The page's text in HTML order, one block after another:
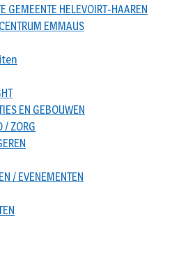
GEMEENTE HELEVOIRT-HAAREN
EMMAUS
EN GEBOUWEN
/ ZORG
/ EVENEMENTEN